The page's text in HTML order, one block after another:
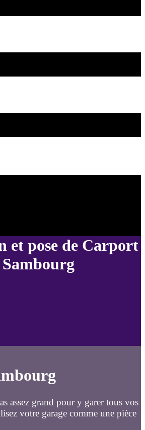
et pose de Carport
Sambourg
assez grand pour y garer tous vos
votre garage comme une pièce